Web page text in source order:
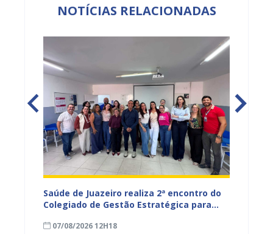
NOTÍCIAS RELACIONADAS
Saúde de Juazeiro realiza 2ª encontro do
Colegiado de Gestão Estratégica para
monitoramento do SUS
07/08/2026 12H18